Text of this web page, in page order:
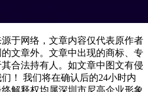
于网络，文章内容仅代表原作者
文章外。文章中出现的商标、专
合法持有人。如文章中图文有侵
！ 我们将在确认后的24小时内